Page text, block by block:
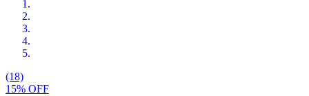
(18)
15% OFF